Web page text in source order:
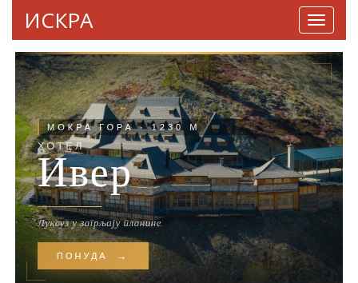
ИСКРА